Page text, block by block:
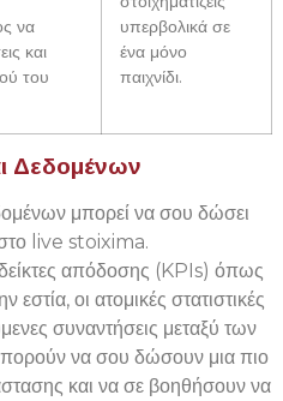
να
και
του
υπερβολικά σε
ένα μόνο
παιχνίδι.
Δεδομένων
μπορεί να σου δώσει
στο live stoixima.
απόδοσης (KPIs) όπως
οι ατομικές στατιστικές
συναντήσεις μεταξύ των
να σου δώσουν μια πιο
και να σε βοηθήσουν να